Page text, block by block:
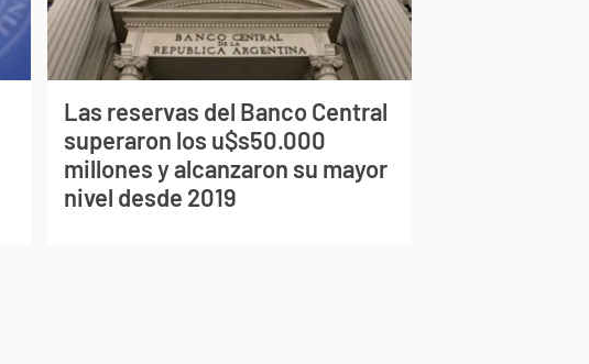
Las reservas del Banco Central
superaron los u$s50.000
millones y alcanzaron su mayor
nivel desde 2019